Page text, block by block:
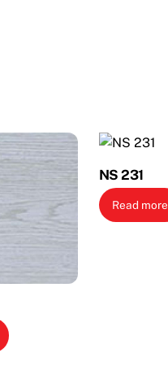
NS 231
Read more